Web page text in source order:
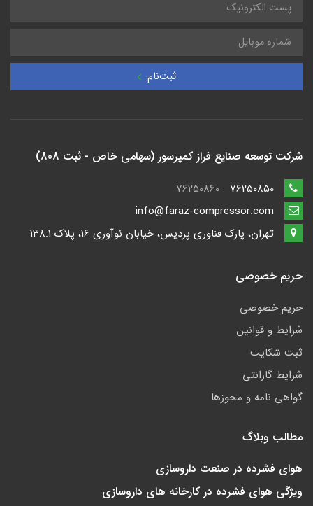
ثبت‌نام
شرکت توسعه صنایع فراز کمپرسور (سهامی خاص - ثبت 808)
76250860
تهران، پارک فناوری پردیس، خیابان نوآوری 16، پلاک 138.1
حریم خصوصی
حریم خصوصی
شرایط و قوانین
ثبت شکایت
شرایط گارانتی
گواهی نامه و مجوزها
مطالب وبلاگ
هوای فشرده در صنعت داروسازی
ویژگی هوای فشرده در کارخانه های داروسازی